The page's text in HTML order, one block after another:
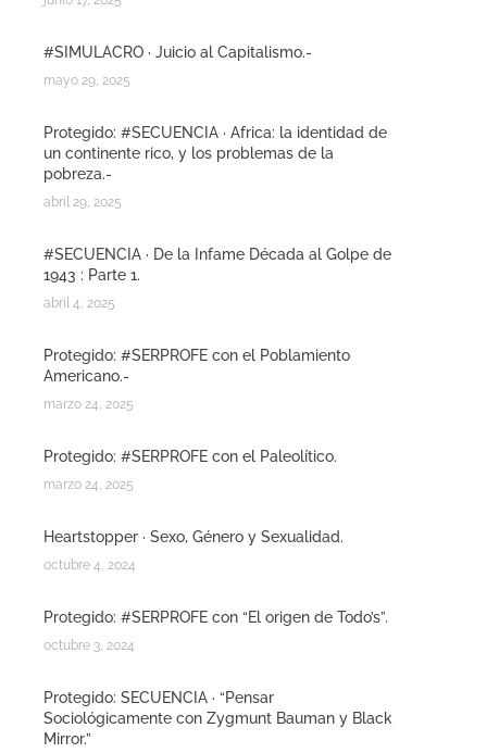
#SIMULACRO · Juicio al Capitalismo.-
mayo 29, 2025
Protegido: #SECUENCIA · Africa: la identidad de
un continente rico, y los problemas de la
pobreza.-
abril 29, 2025
#SECUENCIA · De la Infame Década al Golpe de
1943 : Parte 1.
abril 4, 2025
Protegido: #SERPROFE con el Poblamiento
Americano.-
marzo 24, 2025
Protegido: #SERPROFE con el Paleolítico.
marzo 24, 2025
Heartstopper · Sexo, Género y Sexualidad.
octubre 4, 2024
Protegido: #SERPROFE con “El origen de Todo’s”.
octubre 3, 2024
Protegido: SECUENCIA · “Pensar
Sociológicamente con Zygmunt Bauman y Black
Mirror.”